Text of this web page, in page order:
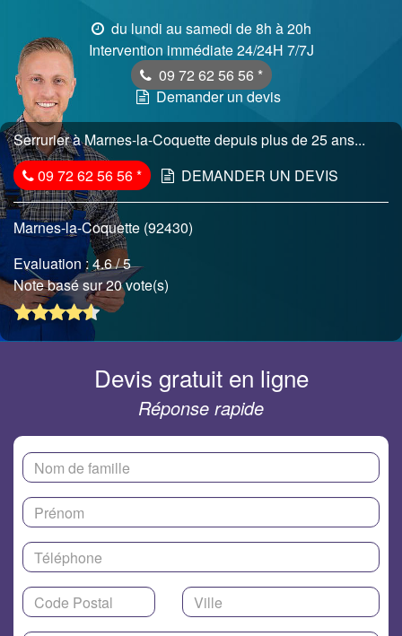
du lundi au samedi de 8h à 20h
Intervention immédiate 24/24H 7/7J
09 72 62 56 56 *
Demander un devis
Serrurier à Marnes-la-Coquette depuis plus de 25 ans...
09 72 62 56 56* DEMANDER UN DEVIS
Marnes-la-Coquette (92430)
Evaluation :4.6/ 5
Note basé sur 20 vote(s)
Devis gratuit en ligne
Réponse rapide